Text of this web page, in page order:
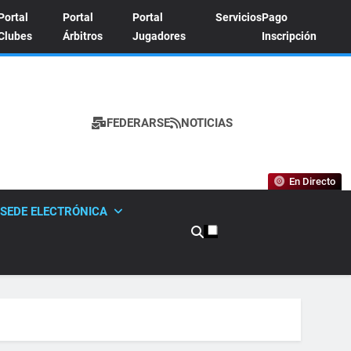
Portal
Árbitros
Portal
Jugadores
ServiciosPago
Inscripción
DE TENIS
FEDERARSE NOTICIAS
En Directo
SEDE ELECTRÓNICA